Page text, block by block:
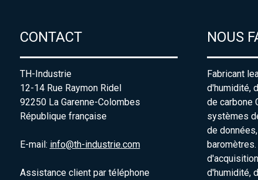
CONTACT
TH-Industrie
12-14 Rue Raymon Ridel
92250 La Garenne-Colombes
République française
E-mail: info@th-industrie.com
Assistance client par téléphone
NOUS
Fabricant
d'humidité,
de carbone
systèmes
de
d'humidité,